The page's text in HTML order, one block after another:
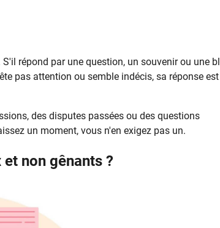
répond par une question, un souvenir ou une
pas attention ou semble indécis, sa réponse
des disputes passées ou des questions
un moment, vous n'en exigez pas un.
non gênants ?